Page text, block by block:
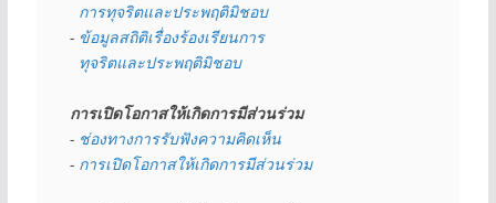
  การทุจริตและประพฤติมิชอบ
- ข้อมูลสถิติเรื่องร้องเรียนการ
  ทุจริตและประพฤติมิชอบ
การเปิดโอกาสให้เกิดการมีส่วนร่วม
- ช่องทางการรับฟังความคิดเห็น
- การเปิดโอกาสให้เกิดการมีส่วนร่วม